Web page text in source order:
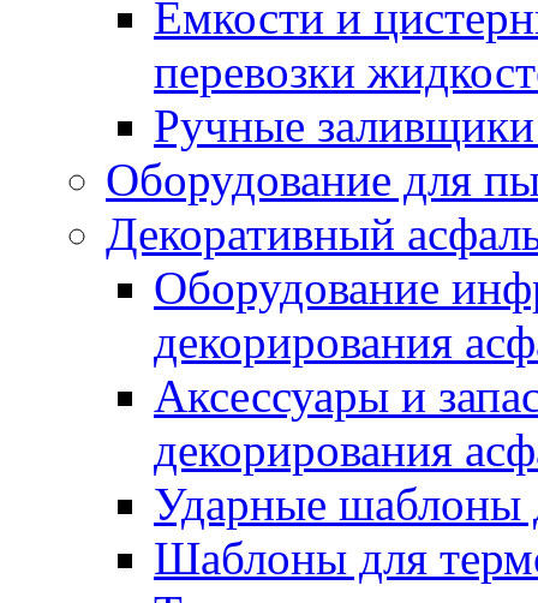
Емкости и
перевозки
Ручные
Оборудование для
Декоративный
Оборудование
декорирования
Аксессуары и
декорирования
Ударные шаблоны
Шаблоны для